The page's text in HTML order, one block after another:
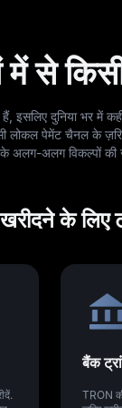
से
इसलिए दुनिया भर में
लोकल पेमेंट चैनल के
अलग-अलग विकल्पों की
के लिए
बैंक
TRON